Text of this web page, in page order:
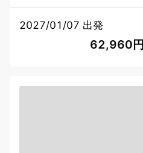
2027/01/07 出発
62,960円